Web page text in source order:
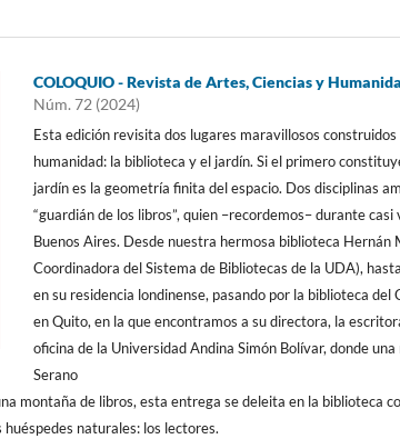
COLOQUIO - Revista de Artes, Ciencias y
Núm. 72 (2024)
Esta edición revisita dos lugares maravillosos
humanidad: la biblioteca y el jardín. Si el primero
jardín es la geometría finita del espacio. Dos disciplinas
“guardián de los libros”, quien –recordemos– durante
Buenos Aires. Desde nuestra hermosa biblioteca Hernán
Coordinadora del Sistema de Bibliotecas de la UDA),
en su residencia londinense, pasando por la biblioteca
en Quito, en la que encontramos a su directora, la
oficina de la Universidad Andina Simón Bolívar, donde
Serano
montaña de libros, esta entrega se deleita en la biblioteca
naturales: los lectores.